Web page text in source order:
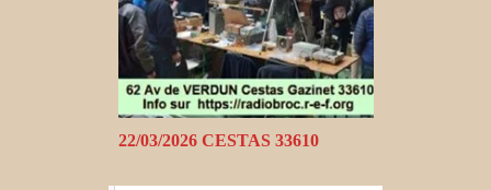
22/03/2026 CESTAS 33610